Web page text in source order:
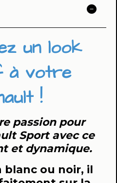
un look
à votre
!
passion pour
Sport avec ce
et dynamique.
blanc ou noir, il